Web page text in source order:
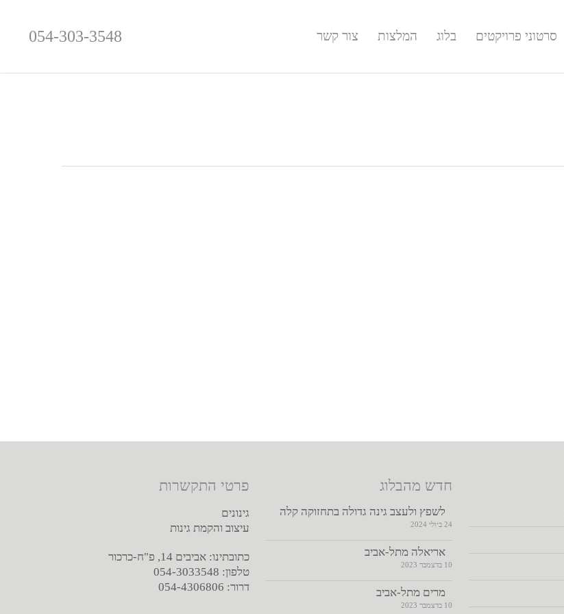
סרטוני פרויקטים בלוג המלצות צור קשר 054-303-3548
פרטי התקשרות
גינונים
עיצוב והקמת גינות
כתובתינו: אביבים 14, פ"ח-כרכור
טלפון: 054-3033548
דרור: 054-4306806
חדש מהבלוג
לשפץ ולעצב גינה גדולה בתחזוקה קלה
24 ביולי 2024
אריאלה מתל-אביב
10 בדצמבר 2023
מרים מתל-אביב
10 בדצמבר 2023